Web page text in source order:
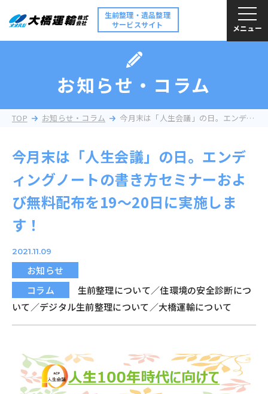
生前整理・遺品整理
サービスサイト
メニュー
お知らせ・コラム
TOP お知らせ・コラム 今月末は「人生会議」の日。エンディングノートの書き方セミナーおよび無料配布を19～20日に実施します！
今月末は「人生会議」の日。エンデ
ィングノートの書き方セミナーおよ
び無料配布を19～20日に実施しま
す！
2021.11.09
お知らせ
コラム
生前整理について／住環境の安全診断につ
いて／デジタル生前整理について／大橋運輸について